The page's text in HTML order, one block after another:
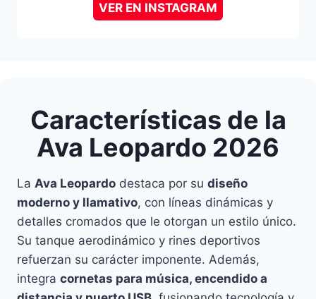
VER EN INSTAGRAM
Características de la
Ava Leopardo 2026
La Ava Leopardo destaca por su diseño
moderno y llamativo, con líneas dinámicas y
detalles cromados que le otorgan un estilo único.
Su tanque aerodinámico y rines deportivos
refuerzan su carácter imponente. Además,
integra cornetas para música, encendido a